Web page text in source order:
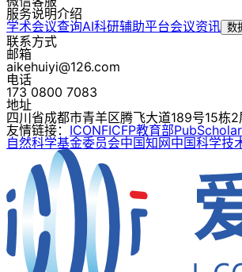
服务说明介绍
学术会议查询AI科研辅助平台会议资讯 数
联系方式
邮箱
aikehuiyi@126.com
电话
173 0800 7083
地址
四川省成都市青羊区腾飞大道189号15栋
友情链接： ICONFICFP教育部
自然科学基金委员会中国知网中国科学技